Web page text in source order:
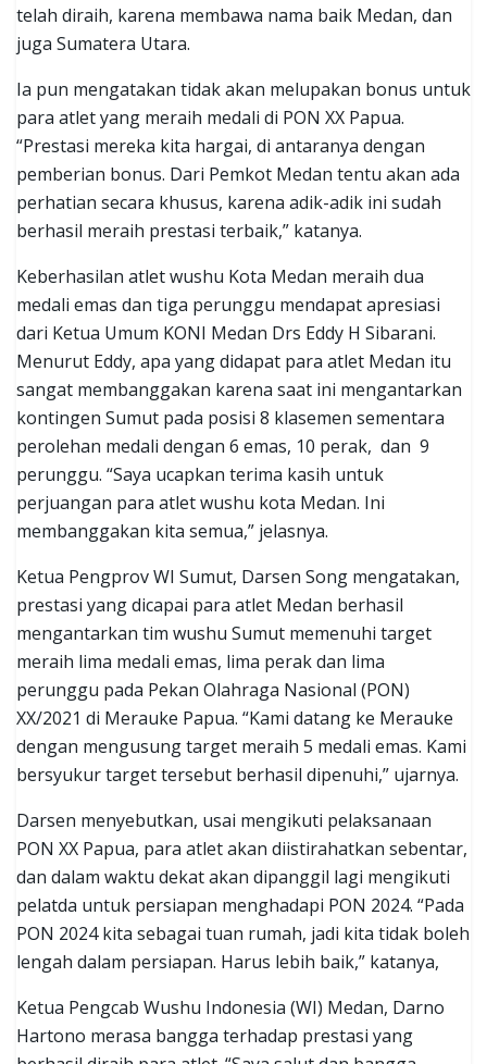
telah diraih, karena membawa nama baik Medan, dan
juga Sumatera Utara.
Ia pun mengatakan tidak akan melupakan bonus untuk
para atlet yang meraih medali di PON XX Papua.
“Prestasi mereka kita hargai, di antaranya dengan
pemberian bonus. Dari Pemkot Medan tentu akan ada
perhatian secara khusus, karena adik-adik ini sudah
berhasil meraih prestasi terbaik,” katanya.
Keberhasilan atlet wushu Kota Medan meraih dua
medali emas dan tiga perunggu mendapat apresiasi
dari Ketua Umum KONI Medan Drs Eddy H Sibarani.
Menurut Eddy, apa yang didapat para atlet Medan itu
sangat membanggakan karena saat ini mengantarkan
kontingen Sumut pada posisi 8 klasemen sementara
perolehan medali dengan 6 emas, 10 perak, dan 9
perunggu. “Saya ucapkan terima kasih untuk
perjuangan para atlet wushu kota Medan. Ini
membanggakan kita semua,” jelasnya.
Ketua Pengprov WI Sumut, Darsen Song mengatakan,
prestasi yang dicapai para atlet Medan berhasil
mengantarkan tim wushu Sumut memenuhi target
meraih lima medali emas, lima perak dan lima
perunggu pada Pekan Olahraga Nasional (PON)
XX/2021 di Merauke Papua. “Kami datang ke Merauke
dengan mengusung target meraih 5 medali emas. Kami
bersyukur target tersebut berhasil dipenuhi,” ujarnya.
Darsen menyebutkan, usai mengikuti pelaksanaan
PON XX Papua, para atlet akan diistirahatkan sebentar,
dan dalam waktu dekat akan dipanggil lagi mengikuti
pelatda untuk persiapan menghadapi PON 2024. “Pada
PON 2024 kita sebagai tuan rumah, jadi kita tidak boleh
lengah dalam persiapan. Harus lebih baik,” katanya,
Ketua Pengcab Wushu Indonesia (WI) Medan, Darno
Hartono merasa bangga terhadap prestasi yang